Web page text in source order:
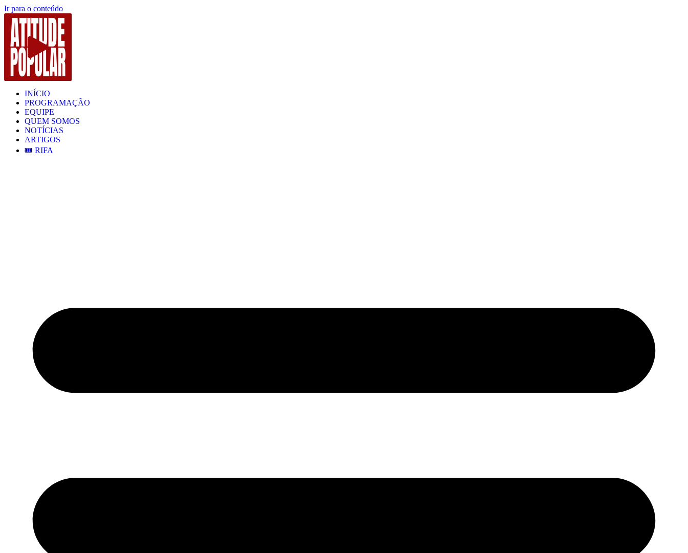
Ir para o conteúdo
INÍCIO
PROGRAMAÇÃO
EQUIPE
QUEM SOMOS
NOTÍCIAS
ARTIGOS
🎟️ RIFA